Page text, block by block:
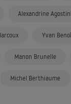
Alexandrine Agostini
Yvan
Manon Brunelle
Michel Berthiaume